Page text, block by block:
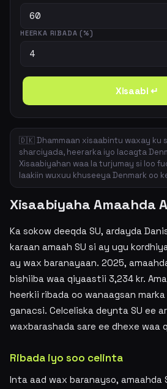
HEERKA RIBADA (%)
Xisaabi ↵
🇩🇰 Dhammaan xisaabintu waxay ku
sharciyada, heerarka iyo lacagta
Xisaabiyahan waa la turjumay si loo
laakiin wuxuu khuseeya Denmark oo
Xisaabiyaha Amaahda
Ka sokow deeqda SU, ardayda
karaan amaah SU si ay ugu
ay wax baranayaan. 2025,
bishiiba waa qiyaastii 3,234 kr.
heerkii ribada oo wanaagsan
ganacsi. Celceliska deynta SU ee
waxbarashada sare ee dhexe waa
Ribada iyo soo celinta
Inta aad wax baranayso, amaahda